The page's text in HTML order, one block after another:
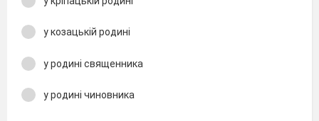
у козацькій родині
у родині священника
у родині чиновника